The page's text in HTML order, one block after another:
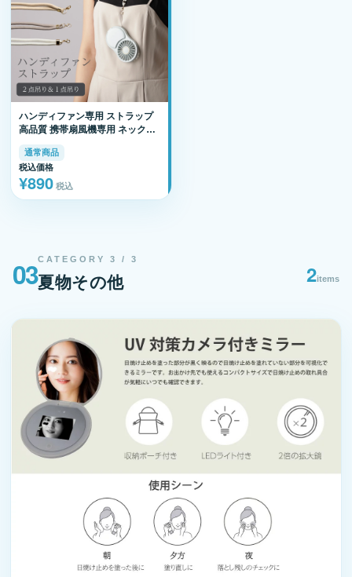
ハンディファン専用 ストラップ
高品質 携帯扇風機専用 ネックス
トラップ 首掛け 長さ調節可能 ベ
ージュ グレー ホワイト ゴールド
金具 シルバー金具 ハンディーフ
ァン コンパクト 折りたたみ
smaly スマリー NAKAGAMI
通常商品
税込価格
¥890 税込
03CATEGORY 3 / 3
夏物その他 2items